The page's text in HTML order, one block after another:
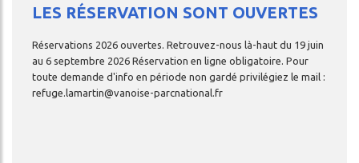
LES RÉSERVATION SONT OUVERTES
Réservations 2026 ouvertes. Retrouvez-nous là-haut du 19 juin
au 6 septembre 2026 Réservation en ligne obligatoire. Pour
toute demande d'info en période non gardé privilégiez le mail :
refuge.lamartin@vanoise-parcnational.fr